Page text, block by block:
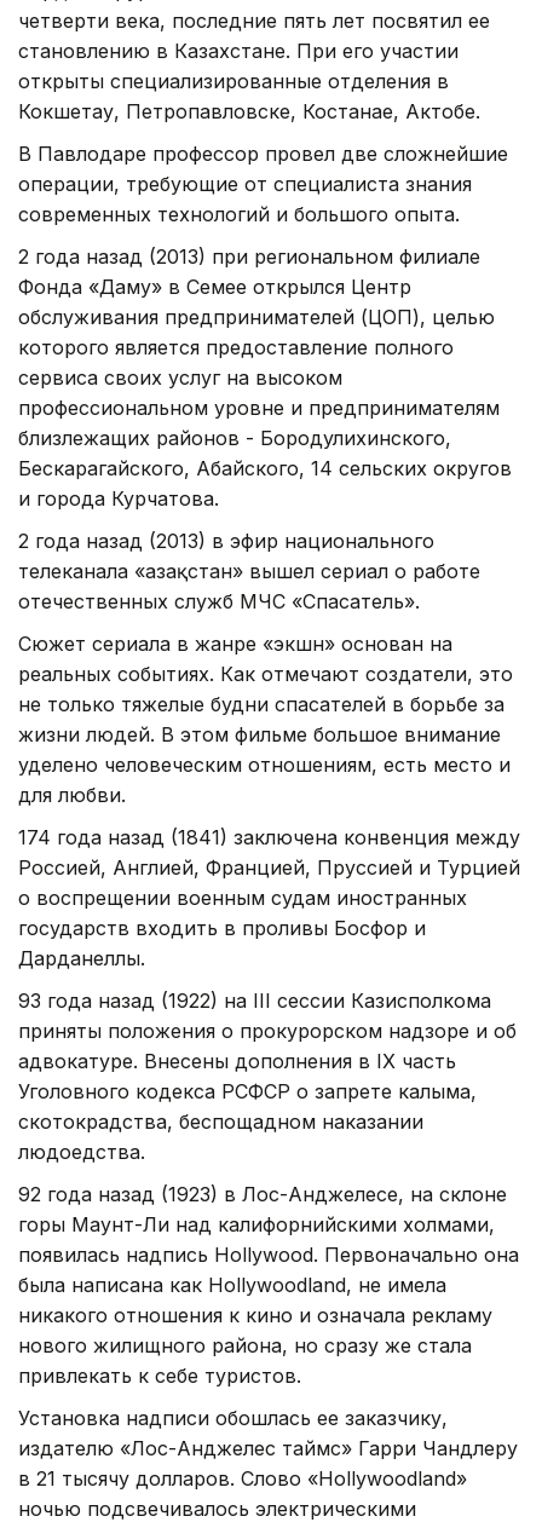
четверти века, последние пять лет посвятил ее
становлению в Казахстане. При его участии
открыты специализированные отделения в
Кокшетау, Петропавловске, Костанае, Актобе.
В Павлодаре профессор провел две сложнейшие
операции, требующие от специалиста знания
современных технологий и большого опыта.
2 года назад (2013) при региональном филиале
Фонда «Даму» в Семее открылся Центр
обслуживания предпринимателей (ЦОП), целью
которого является предоставление полного
сервиса своих услуг на высоком
профессиональном уровне и предпринимателям
близлежащих районов - Бородулихинского,
Бескарагайского, Абайского, 14 сельских округов
и города Курчатова.
2 года назад (2013) в эфир национального
телеканала «Қазақстан» вышел сериал о работе
отечественных служб МЧС «Спасатель».
Сюжет сериала в жанре «экшн» основан на
реальных событиях. Как отмечают создатели, это
не только тяжелые будни спасателей в борьбе за
жизни людей. В этом фильме большое внимание
уделено человеческим отношениям, есть место и
для любви.
174 года назад (1841) заключена конвенция между
Россией, Англией, Францией, Пруссией и Турцией
о воспрещении военным судам иностранных
государств входить в проливы Босфор и
Дарданеллы.
93 года назад (1922) на III сессии Казисполкома
приняты положения о прокурорском надзоре и об
адвокатуре. Внесены дополнения в IX часть
Уголовного кодекса РСФСР о запрете калыма,
скотокрадства, беспощадном наказании
людоедства.
92 года назад (1923) в Лос-Анджелесе, на склоне
горы Маунт-Ли над калифорнийскими холмами,
появилась надпись Hollywood. Первоначально она
была написана как Hollywoodland, не имела
никакого отношения к кино и означала рекламу
нового жилищного района, но сразу же стала
привлекать к себе туристов.
Установка надписи обошлась ее заказчику,
издателю «Лос-Анджелес таймс» Гарри Чандлеру
в 21 тысячу долларов. Слово «Hollywoodland»
ночью подсвечивалось электрическими